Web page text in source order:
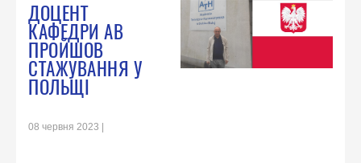
ДОЦЕНТ
КАФЕДРИ АВ
ПРОЙШОВ
СТАЖУВАННЯ У
ПОЛЬЩІ
08 червня 2023